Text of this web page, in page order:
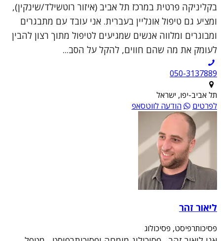
בקליניקה פרטית במרכז תל אביב (איזור רוטשילד/שינקין),
ומציע גם טיפול אונליין בעברית. אני עובד עם מתבגרים
ומבוגרים ומלווה אנשים שמגיעים לטיפול מתוך רצון להבין
לעומק את מה שהם חווים, להקל על הסב...
050-3137889
תל אביב-יפו, ישראל
לפרטים
הודעה לווטסאפ
ליאור זהר
פסיכותרפיסט, פסיכולוג